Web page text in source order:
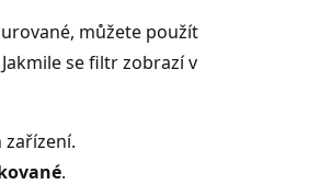
můžete použít
se filtr zobrazí v
.